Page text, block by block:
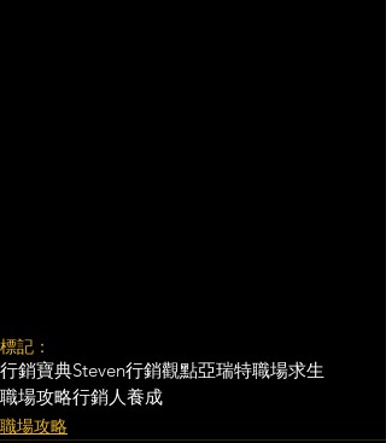
標記：
行銷寶典Steven行銷觀點亞瑞特職場求生
職場攻略行銷人養成
職場攻略